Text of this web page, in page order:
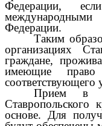
Федерации,
Федерации.
Таким
организациях
граждане,
имеющие право
соответствующего
Прием в
Ставропольского
основе. Для